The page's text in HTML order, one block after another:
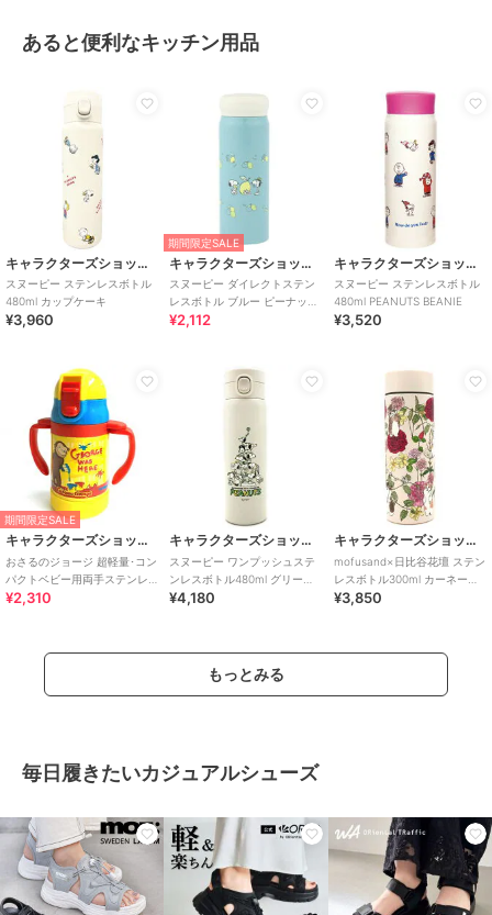
あると便利なキッチン用品
キャラクターズショップ ラフラフ
スヌーピー ステンレスボトル
480ml カップケーキ
¥3,960
期間限定SALE
キャラクターズショップ ラフラフ
スヌーピー ダイレクトステン
レスボトル ブルー ピーナッツ
ファンシー
¥2,112
キャラクターズショップ ラフラフ
スヌーピー ステンレスボトル
480ml PEANUTS BEANIE
¥3,520
期間限定SALE
キャラクターズショップ ラフラフ
おさるのジョージ 超軽量･コン
パクトベビー用両手ステンレ
スマグ250ml ベビー用品
¥2,310
キャラクターズショップ ラフラフ
スヌーピー ワンプッシュステ
ンレスボトル480ml グリーン
PEANATUS 75周年
¥4,180
キャラクターズショップ ラフラフ
mofusand×日比谷花壇 ステン
レスボトル300ml カーネーシ
ョン
¥3,850
もっとみる
毎日履きたいカジュアルシューズ